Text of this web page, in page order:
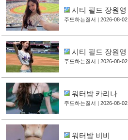
시티 필드 장원영
주도하는질서 | 2026-08-02
시티 필드 장원영
주도하는질서 | 2026-08-02
워터밤 카리나
주도하는질서 | 2026-08-02
워터밤 비비